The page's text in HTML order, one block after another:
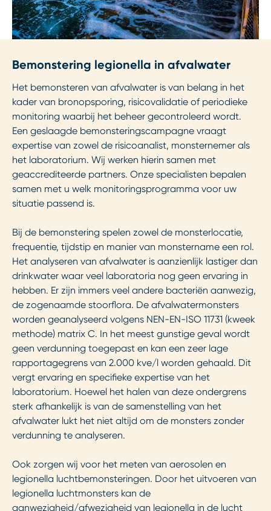
Bemonstering legionella in afvalwater
Het bemonsteren van afvalwater is van belang in het
kader van bronopsporing, risicovalidatie of periodieke
monitoring waarbij het beheer gecontroleerd wordt.
Een geslaagde bemonsteringscampagne vraagt
expertise van zowel de risicoanalist, monsternemer als
het laboratorium. Wij werken hierin samen met
geaccrediteerde partners. Onze specialisten bepalen
samen met u welk monitoringsprogramma voor uw
situatie passend is.
Bij de bemonstering spelen zowel de monsterlocatie,
frequentie, tijdstip en manier van monstername een rol.
Het analyseren van afvalwater is aanzienlijk lastiger dan
drinkwater waar veel laboratoria nog geen ervaring in
hebben. Er zijn immers veel andere bacteriën aanwezig,
de zogenaamde stoorflora. De afvalwatermonsters
worden geanalyseerd volgens NEN-EN-ISO 11731 (kweek
methode) matrix C. In het meest gunstige geval wordt
geen verdunning toegepast en kan een zeer lage
rapportagegrens van 2.000 kve/l worden gehaald. Dit
vergt ervaring en specifieke expertise van het
laboratorium. Hoewel het halen van deze ondergrens
sterk afhankelijk is van de samenstelling van het
afvalwater lukt het niet altijd om de monsters zonder
verdunning te analyseren.
Ook zorgen wij voor het meten van aerosolen en
legionella luchtbemonsteringen. Door het uitvoeren van
legionella luchtmonsters kan de
aanwezigheid/afwezigheid van legionella in de lucht